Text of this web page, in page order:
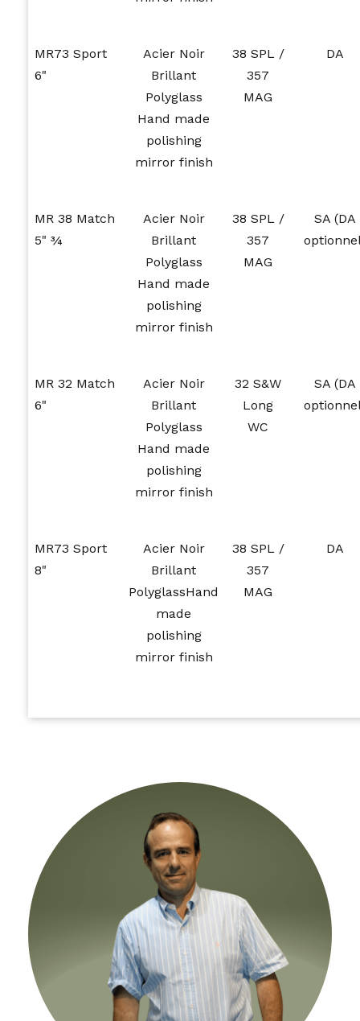
MR73 Sport
6"
Acier Noir
Brillant
Polyglass
Hand made
polishing
mirror finish
38 SPL /
357
MAG
DA
MR 38 Match
5" ¾
Acier Noir
Brillant
Polyglass
Hand made
polishing
mirror finish
38 SPL /
357
MAG
SA (DA
MR 32 Match
6"
Acier Noir
Brillant
Polyglass
Hand made
polishing
mirror finish
32 S&W
Long
WC
SA (DA
MR73 Sport
8"
Acier Noir
Brillant
PolyglassHand
made
polishing
mirror finish
38 SPL /
357
MAG
DA